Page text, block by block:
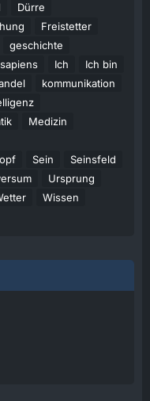
werden ohne
geladen
anzeigen
Inhalte
dass
dazu
zur
geladen
Dürre
Freistetter
geschichte
Ich
Ich bin
kommunikation
Medizin
Sein
Seinsfeld
Ursprung
Wissen